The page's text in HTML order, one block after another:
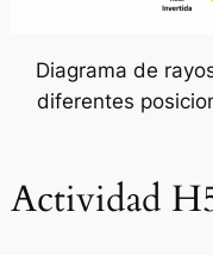
Diagrama de
diferentes
Actividad